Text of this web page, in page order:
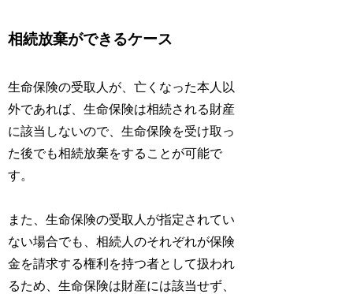
相続放棄ができるケース
生命保険の受取人が、亡くなった本人以
外であれば、生命保険は相続される財産
に該当しないので、生命保険を受け取っ
た後でも相続放棄をすることが可能で
す。
また、生命保険の受取人が指定されてい
ない場合でも、相続人のそれぞれが保険
金を請求する権利を持つ者として扱われ
るため、生命保険は財産には該当せず、